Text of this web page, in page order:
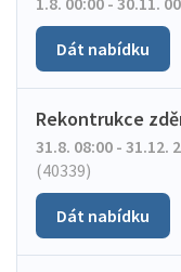
Dát nabídku
Rekontrukce
31.8. 08:00 - 31.12.
(40339)
Dát nabídku